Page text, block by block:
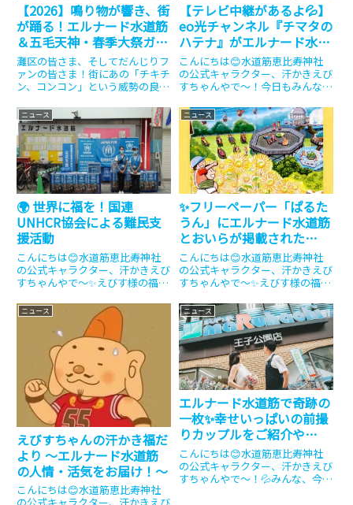
【2026】鳴り物が響き、街
が踊る！エルナード水道筋
＆五毛天神・春季大祭ガイ
ド
灘区の皆さま、そしてだんじりフ
ァンの皆さま！街にあの「チキチ
ン、コンコン」という威勢の良い
一年で最も熱い五毛天神（河内國
魂神社）の春季大祭が幕を開けま
す！現在、エルナード水道筋には
「上野」と「畑原」ののぼりが
誇...
【テレビ中継があるよ💦】
eo光チャンネル『チマタの
ハテナ』がエルナード水道
筋にやってくるやね〜！✨
🏈
こんにちは😊水道筋恵比寿神社
の公式キャラクター、汗かきえび
すちゃんやで〜！今日もみんなに
筋を全力疾走してきたから、汗が
止まらんわぁ💦 アメフトのユニ
フォーム姿やから、年中いい汗か
かせてもらっとうよ〜🏈さてさ
て、...
ニュース
🌍 世界に福を！国連
UNHCR協会による難民支
援活動
こんにちは😊水道筋恵比寿神社
の公式キャラクター、汗かきえび
すちゃんやで〜✨えびす様の福を
らんわぁ💦🏈おいらは年中、エル
ナード水道筋を全力疾走しとうか
らね！今日はみんなに、商店街の
あったかい人情と、とっても大切
ニュース
✨フリーペーパー「ぱるた
うん」にエルナード水道筋
とおいらが掲載された
よ〜！🏮🏈
こんにちは😊水道筋恵比寿神社
の公式キャラクター、汗かきえび
すちゃんやで〜✨えびす様の福を
らんわぁ💦（ふぅふぅ…ハンカチ
で汗をぬぐいぬぐい💦）今日もみ
んなに福を配るためにエルナード
水道筋を全力疾走してきたおいら
や...
ニュース
えびすちゃんの汗かき福だ
より 〜エルナード水道筋
の人情・活気をお届け！〜
こんにちは😊水道筋恵比寿神社
ニュース
エルナード水道筋で奇跡の
一枚✨幸せいっぱいの前撮
りカップルをご紹介や
で〜！
こんにちは😊水道筋恵比寿神社
の公式キャラクター、汗かきえび
すちゃんやで〜！💦みんな、今日